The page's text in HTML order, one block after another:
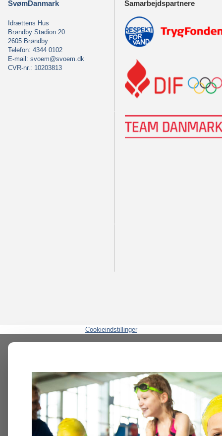
SvømDanmark
Idrættens Hus
Brøndby Stadion 20
2605 Brøndby
Telefon: 4344 0102
E-mail: svoem@svoem.dk
CVR-nr.: 10203813
Samarbejdspartnere
Cookieindstillinger